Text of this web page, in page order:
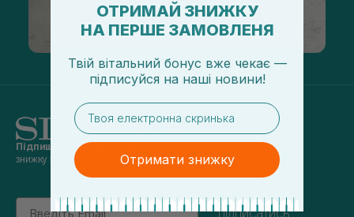
Підпишись на наші новини
знижку 5% на перше замовлення
Email
підписатись
ОТРИМАЙ ЗНИЖКУ
НА ПЕРШЕ ЗАМОВЛЕНЯ
Твій вітальний бонус вже чекає —
підписуйся на наші новини!
email
Отримати знижку